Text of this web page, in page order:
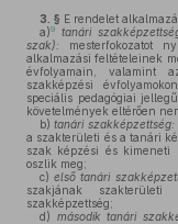
3. § E rendelet
a)9
tanári
szak): mesterfokozatot
alkalmazási feltételeinek
évfolyamain, valamint
szakképzési
speciális pedagógiai
követelmények eltérően
b) tanári szakképzettség:
a szakterületi és a tanári
szak képzési és kimeneti
oszlik meg;
c) első tanári
szakjának
szakképzettség;
d) második tanári